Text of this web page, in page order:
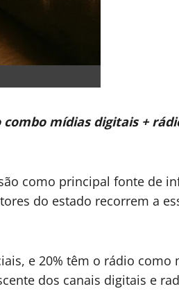
mídias digitais +
como principal fonte de
do estado recorrem a
e 20% têm o rádio como
dos canais digitais e